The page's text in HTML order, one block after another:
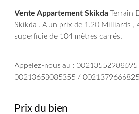
Vente Appartement Skikda Terrain
Skikda . A un prix de 1.20 Milliards ,
superficie de 104 mètres carrés.
Appelez-nous au :
00213658085355 /
Prix du bien